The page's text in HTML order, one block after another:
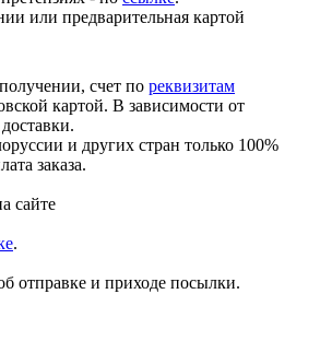
или предварительная картой
счет по реквизитам
картой. В зависимости от
и других стран только 100%
заказа.
.
отправке и приходе посылки.